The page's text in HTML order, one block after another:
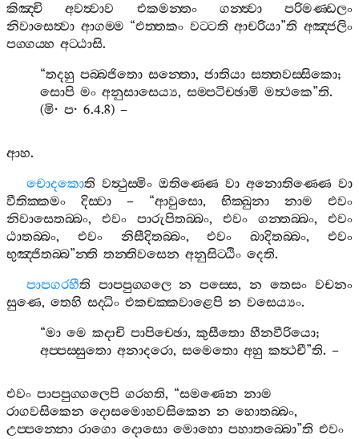
කිඤ‍්චි
අවත්‍වාව එකමන‍්තං ගන‍්ත්‍වා
පරිමණ‍්ඩලං
නිවාසෙත්‍වා ආගම‍්ම “එත‍්තකං වට‍්ටති ආචරියා”ති අඤ‍්ජලිං
පග‍්ගය‍්හ අට‍්ඨාසි.
“තදහු පබ‍්බජිතො සන‍්තො,ජාතියා සත‍්තවස‍්සිකො;
සොපි මං අනුසාසෙය්‍ය,සම‍්පටිච‍්ඡාමි මත්‍ථකෙ”ති.
(මි·ප· 6.4.8) –
ආහ.
චොදකොති වත්‍ථුස‍්මිං ඔතිණ‍්ණෙ වා අනොතිණ‍්ණෙ වා
වීතික‍්කමං
දිස‍්වා – “ආවුසො, භික‍්ඛුනා නාම
එවං
නිවාසෙතබ‍්බං, එවං පාරුපිතබ‍්බං, එවං ගන‍්තබ‍්බං, එවං
ඨාතබ‍්බං, එවං නිසීදිතබ‍්බං,එවං ඛාදිතබ‍්බං,එවං
භුඤ‍්ජිතබ‍්බ”න‍්ති තන‍්තිවසෙන අනුසිට‍්ඨිං දෙති.
පාපගරහීති පාපපුග‍්ගලෙ න පස‍්සෙ,න තෙසං වචනං
සුණෙ, තෙහි සද‍්ධිං එකචක‍්කවාළෙපි න වසෙය්‍යං.
“මා මෙ කදාචි පාපිච‍්ඡො,කුසීතො හීනවීරියො;
අප‍්පස‍්සුතො අනාදරො,සමෙතො අහු කත්‍ථචී”ති. –
එවං පාපපුග‍්ගලෙපි ගරහති, “සමණෙන නාම
රාගවසිකෙන දොසමොහවසිකෙන න හොතබ‍්බං,
උප‍්පන‍්නො රාගො දොසො මොහො පහාතබ‍්බො”ති එවං